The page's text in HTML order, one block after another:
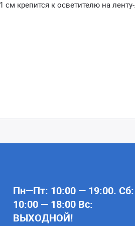
см крепится к осветителю на
Пн—Пт: 10:00 — 19:00. Сб:
10:00 — 18:00 Вс:
ВЫХОДНОЙ!